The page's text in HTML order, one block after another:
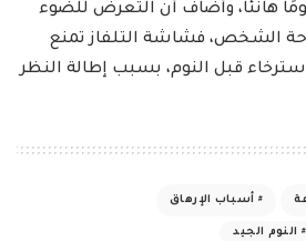
هانئًا، وأضاف أن التعرض للضوء
الشخص، فشاشة التلفاز تمنع
قبل النوم، بسبب إطالة النظر
أسباب الإرهاق
النوم الجيد